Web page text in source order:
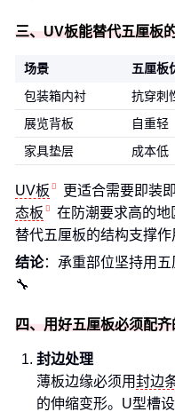
三、UV板能替代五厘板
场景 五厘板
包装箱内衬
抗穿刺
展览背板
自重轻
家具垫层
成本低
UV板 更适合需要即装
态板
在防潮要求高的
替代五厘板的结构支撑作
结论：承重部位坚持用
🔧
四、用好五厘板必须配
封边处理
薄板边缘必须用封边
的伸缩变形。U型槽